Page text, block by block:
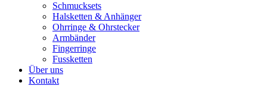
Schmucksets
Halsketten & Anhänger
Ohrringe & Ohrstecker
Armbänder
Fingerringe
Fussketten
Über uns
Kontakt